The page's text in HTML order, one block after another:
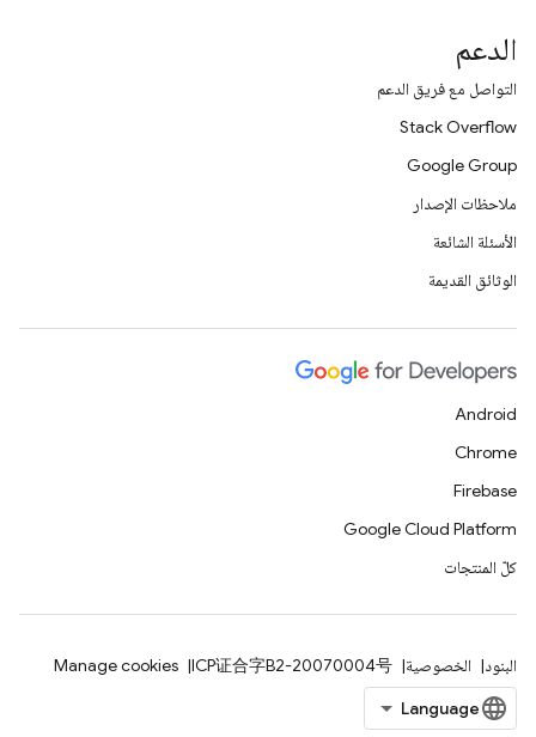
الدعم
التواصل مع فريق الدعم
Stack Overflow
Google Group
ملاحظات الإصدار
الأسئلة الشائعة
الوثائق القديمة
Android
Chrome
Firebase
Google Cloud Platform
كلّ المنتجات
البنود الخصوصية ICP证合字B2-20070004号
Manage cookies